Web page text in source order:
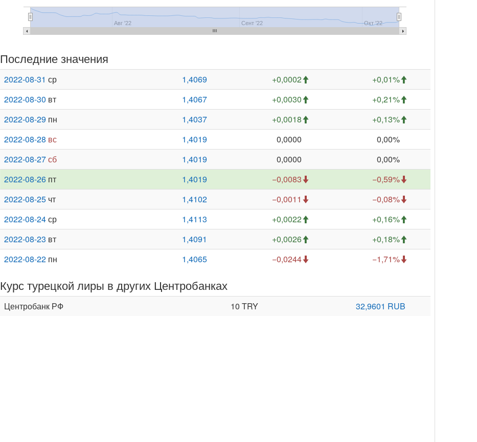
Авг '22 Сент '22 Окт '22
Последние значения
2022-08-31 ср 1,4069 +0,0002
+0,01%
2022-08-30 вт 1,4067 +0,0030
+0,21%
2022-08-29 пн 1,4037 +0,0018
+0,13%
2022-08-28 вс 1,4019 0,0000
0,00%
2022-08-27сб 1,4019 0,0000
0,00%
2022-08-26 пт 1,4019 −0,0083
−0,59%
2022-08-25 чт 1,4102 −0,0011
−0,08%
2022-08-24ср 1,4113 +0,0022
+0,16%
2022-08-23 вт 1,4091 +0,0026
+0,18%
2022-08-22 пн 1,4065 −0,0244 −1,71%
Курс турецкой лиры в других Центробанках
Центробанк РФ 10 TRY 32,9601 RUB